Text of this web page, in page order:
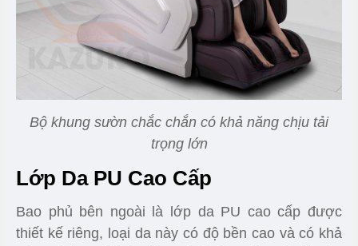
Bộ khung sườn chắc chắn có khả năng chịu tải
trọng lớn
Lớp Da PU Cao Cấp
Bao phủ bên ngoài là lớp da PU cao cấp được
thiết kế riêng, loại da này có độ bền cao và có khả